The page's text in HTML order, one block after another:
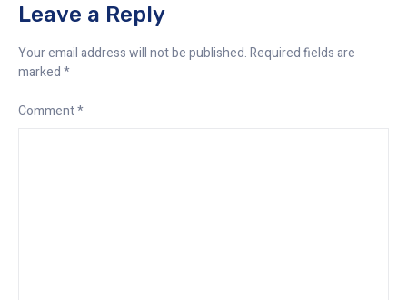
Leave a Reply
Your email address will not be published.Required fields are
marked*
Comment*